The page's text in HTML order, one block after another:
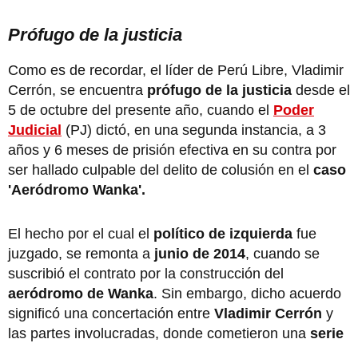
Prófugo de la justicia
Como es de recordar, el líder de Perú Libre, Vladimir
Cerrón, se encuentra prófugo de la justicia desde el
5 de octubre del presente año, cuando el Poder
Judicial (PJ) dictó, en una segunda instancia, a 3
años y 6 meses de prisión efectiva en su contra por
ser hallado culpable del delito de colusión en el caso
'Aeródromo Wanka'.
El hecho por el cual el político de izquierda fue
juzgado, se remonta a junio de 2014, cuando se
suscribió el contrato por la construcción del
aeródromo de Wanka. Sin embargo, dicho acuerdo
significó una concertación entre Vladimir Cerrón y
las partes involucradas, donde cometieron una serie